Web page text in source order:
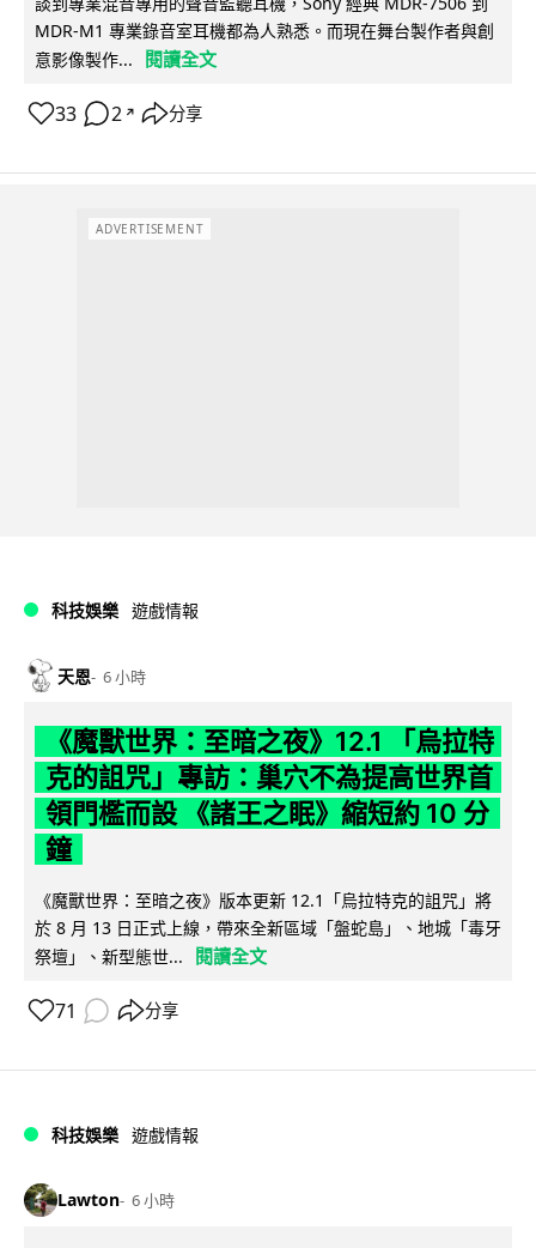
MDR-M1 專業錄音室耳機都為人熟悉。而現在舞台製作者與創
意影像製作...
閱讀全文
33 2 ↗ 分享
ADVERTISEMENT
科技娛樂 遊戲情報
天恩 6 小時
《魔獸世界：至暗之夜》12.1 「烏拉特
克的詛咒」專訪：巢穴不為提高世界首
領門檻而設 《諸王之眠》縮短約 10 分
鐘
《魔獸世界：至暗之夜》版本更新 12.1「烏拉特克的詛咒」將
於 8 月 13 日正式上線，帶來全新區域「盤蛇島」、地城「毒牙
祭壇」、新型態世...
閱讀全文
71 分享
科技娛樂 遊戲情報
Lawton 6 小時